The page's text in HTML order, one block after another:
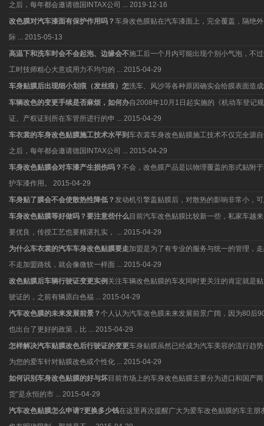
之后，每年都会邀请德国INTAX公司 ... 2019-12-16
改色膜对汽车漆面有保护作用吗？车身改色膜贴在汽车漆面上，完全覆盖，隔绝
际 ... 2015-05-13
高温下和洗车时会不会起泡、边缘会不施工后一个月内可能出现个别小气泡，不
工时技师粗心大意或用力不均匀的 ... 2015-04-29
车身贴膜后出现细小划痕（发丝痕）怎洗车、风沙等各种原因确实会给膜表面造
车辆改色的变更手续是否麻烦，如何办自2008年10月1日起实施的《机动车登记
证、产权证到所在车管所进行的申 ... 2015-04-29
车衣裳的车身改色贴膜施工技术水平到 车衣裳车身改色贴膜施工技术不仅完全源
之后，每年都会邀请德国INTAX公司 ... 2015-04-29
车身改色贴膜会对车漆产生损伤吗？不会，改色膜产品是以物理覆盖的形式贴附
护车漆作用。
2015-04-29
车身贴了膜会不会使散热性降低？发动机引擎盖贴膜后，对散热的影响非常小，
车身改色贴膜等好做吗？要注意些什么目前汽车改色贴膜比较新一些，私家车越
要优良，传授工艺也要精湛扎实， ... 2015-04-29
为什么车衣裳的汽车车身改色贴膜要走加盟是为了有专业的服务与统一的管理，
不走加盟路线，就会像微软一样面 ... 2015-04-29
改色贴膜后车辆行驶证变更实例 关注车辆改色贴膜的车友同时更关注的肯定就是
驶证的，之前有辆原白色福 ... 2015-04-29
汽车改色膜的未来发展前景？个人认为汽车改色膜未来发展前景广阔，因为80后
也出台了更好的政策，比 ... 2015-04-29
怎样解决汽车贴膜改色后行驶证的变更车身贴膜虽然已经成为汽车美容的流行趋
为您的爱车针对贴膜改色或个性化 ... 2015-04-29
如何识别车身改色贴膜的好与坏目前市场上的车身改色贴膜主要分为进口和国产
货”是永恒的市 ... 2015-04-29
汽车改色贴膜怎么申请?更换多少钱在这里再次提醒广大为爱车改色贴膜的车主